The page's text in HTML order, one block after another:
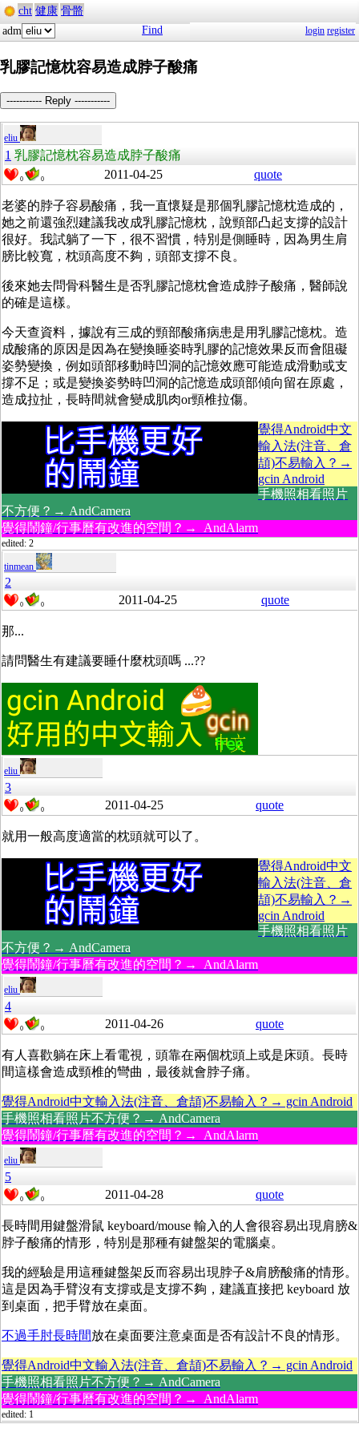
cht 健康 骨骼
adm
Find login register
乳膠記憶枕容易造成脖子酸痛
----------- Reply -----------
eliu
1 乳膠記憶枕容易造成脖子酸痛
0 0 2011-04-25 quote
老婆的脖子容易酸痛，我一直懷疑是那個乳膠記憶枕造成的，
她之前還強烈建議我改成乳膠記憶枕，說頸部凸起支撐的設計
很好。我試躺了一下，很不習慣，特別是側睡時，因為男生肩
膀比較寬，枕頭高度不夠，頭部支撐不良。
後來她去問骨科醫生是否乳膠記憶枕會造成脖子酸痛，醫師說
的確是這樣。
今天查資料，據說有三成的頸部酸痛病患是用乳膠記憶枕。造
成酸痛的原因是因為在變換睡姿時乳膠的記憶效果反而會阻礙
姿勢變換，例如頭部移動時凹洞的記憶效應可能造成滑動或支
撐不足；或是變換姿勢時凹洞的記憶造成頭部傾向留在原處，
造成拉扯，長時間就會變成肌肉or頸椎拉傷。
覺得Android中文
輸入法(注音、倉
頡)不易輸入？→
gcin Android
手機照相看照片
不方便？→ AndCamera
覺得鬧鐘/行事曆有改進的空間？→ AndAlarm
edited: 2
tinmean
2
0 0 2011-04-25 quote
那...
請問醫生有建議要睡什麼枕頭嗎 ...??
eliu
3
0 0 2011-04-25 quote
就用一般高度適當的枕頭就可以了。
覺得Android中文
輸入法(注音、倉
頡)不易輸入？→
gcin Android
手機照相看照片
不方便？→ AndCamera
覺得鬧鐘/行事曆有改進的空間？→ AndAlarm
eliu
4
0 0 2011-04-26 quote
有人喜歡躺在床上看電視，頭靠在兩個枕頭上或是床頭。長時
間這樣會造成頸椎的彎曲，最後就會脖子痛。
覺得Android中文輸入法(注音、倉頡)不易輸入？→ gcin Android
手機照相看照片不方便？→ AndCamera
覺得鬧鐘/行事曆有改進的空間？→ AndAlarm
eliu
5
0 0 2011-04-28 quote
長時間用鍵盤滑鼠 keyboard/mouse 輸入的人會很容易出現肩膀&
脖子酸痛的情形，特別是那種有鍵盤架的電腦桌。
我的經驗是用這種鍵盤架反而容易出現脖子&肩膀酸痛的情形。
這是因為手臂沒有支撐或是支撐不夠，建議直接把 keyboard 放
到桌面，把手臂放在桌面。
不過手肘長時間放在桌面要注意桌面是否有設計不良的情形。
覺得Android中文輸入法(注音、倉頡)不易輸入？→ gcin Android
手機照相看照片不方便？→ AndCamera
覺得鬧鐘/行事曆有改進的空間？→ AndAlarm
edited: 1